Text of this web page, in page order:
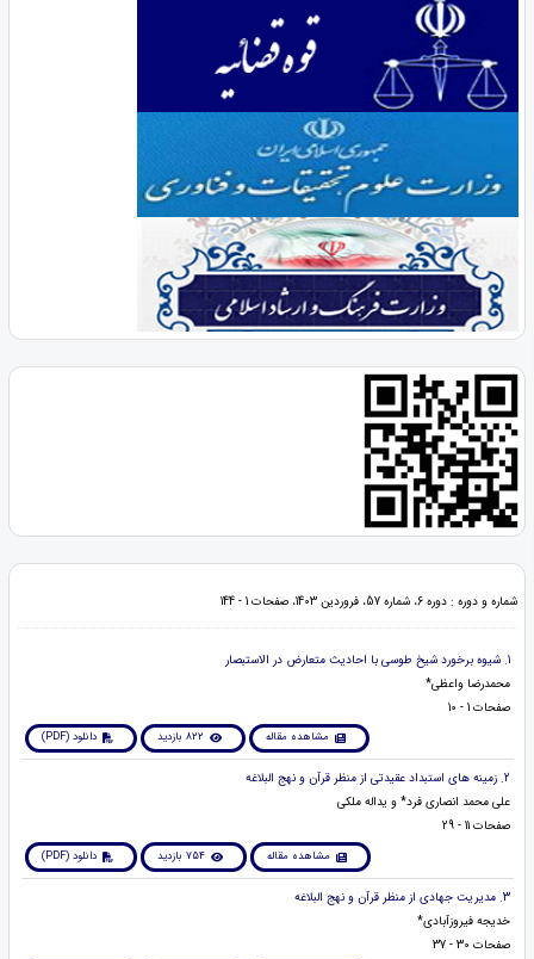
شماره و دوره : دوره 6، شماره 57، فروردین 1403، صفحات 1 - 144
1. شیوه برخورد شیخ طوسی با احادیث متعارض در الاستبصار
محمدرضا واعظی*
صفحات 1 - 10
مشاهده مقاله 822 بازدید دانلود (PDF)
2. زمینه های استبداد عقیدتی از منظر قرآن و نهج البلاغه
علی محمد انصاری فرد* و یداله ملکی
صفحات 11 - 29
مشاهده مقاله 754 بازدید دانلود (PDF)
3. مدیریت جهادی از منظر قرآن و نهج البلاغه
خدیجه فیروزآبادی*
صفحات 30 - 37